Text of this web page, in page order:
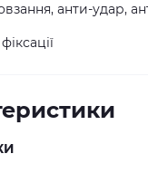
анти-удар,